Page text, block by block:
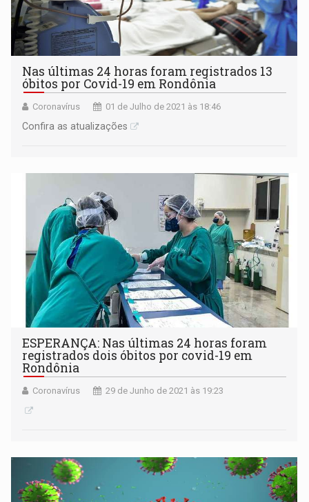
Nas últimas 24 horas foram registrados 13
óbitos por Covid-19 em Rondônia
Coronavírus 01 de Julho de 2021 às 18:46
Confira as atualizações
ESPERANÇA: Nas últimas 24 horas foram
registrados dois óbitos por covid-19 em
Rondônia
Coronavírus 29 de Junho de 2021 às 19:23